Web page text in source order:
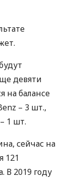
девяти
на балансе
– 3 шт.,
1 шт.
сейчас на
121
В 2019 году